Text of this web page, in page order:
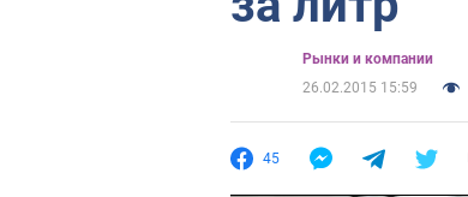
Рынки и компании
26.02.2015 15:59
45